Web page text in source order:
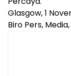
Glasgow, 1
Biro Pers,